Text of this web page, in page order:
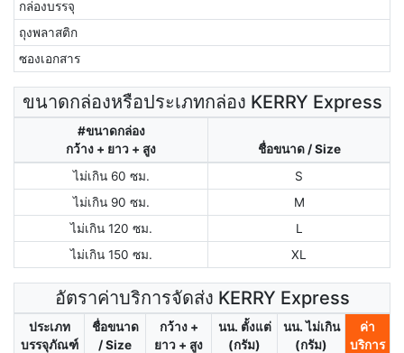
กล่องบรรจุ
ถุงพลาสติก
ซองเอกสาร
ขนาดกล่องหรือประเภทกล่อง KERRY Express
#ขนาดกล่อง
กว้าง + ยาว + สูง
ชื่อขนาด / Size
ไม่เกิน 60 ซม.
S
ไม่เกิน 90 ซม.
M
ไม่เกิน 120 ซม.
L
ไม่เกิน 150 ซม.
XL
อัตราค่าบริการจัดส่ง KERRY Express
ประเภท
บรรจุภัณฑ์
ชื่อขนาด
/ Size
กว้าง +
ยาว + สูง
นน. ตั้งแต่
(กรัม)
นน. ไม่เกิน
(กรัม)
ค่า
บริการ